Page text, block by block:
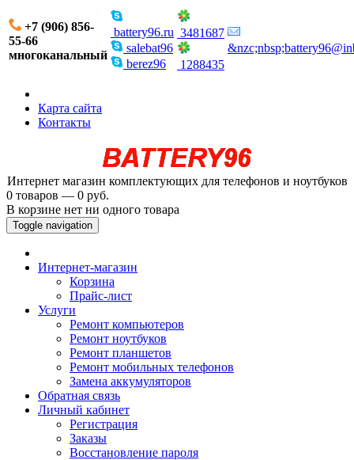
+7 (906) 856-
55-66
многоканальный
battery96.ru
salebat96
berez96
3481687
1288435
Карта сайта
Контакты
Интернет магазин комплектующих для телефонов и ноутбуков
0 товаров — 0 руб.
В корзине нет ни одного товара
Toggle navigation
Интернет-магазин
Корзина
Прайс-лист
Услуги
Ремонт компьютеров
Ремонт ноутбуков
Ремонт планшетов
Ремонт мобильных телефонов
Замена аккумуляторов
Обратная связь
Личный кабинет
Регистрация
Заказы
Восстановление пароля